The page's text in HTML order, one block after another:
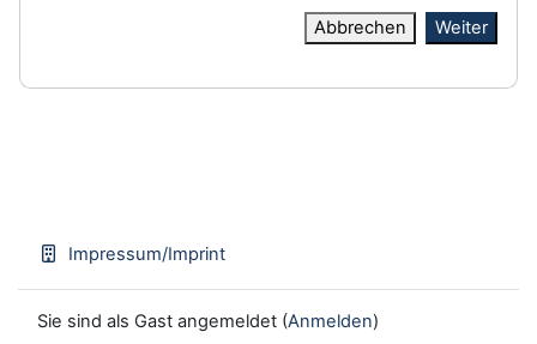
Abbrechen Weiter
Impressum/Imprint
Sie sind als Gast angemeldet (Anmelden)